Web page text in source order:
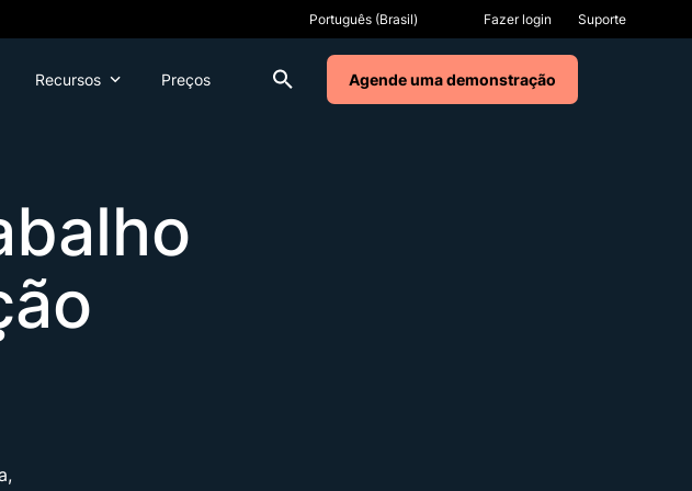
Fazer login Suporte
Recursos Preços Agende uma demonstração